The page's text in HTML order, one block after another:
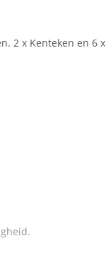
2 x Kenteken en 6 x